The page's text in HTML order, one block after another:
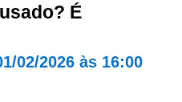
É
02/2026 às 16:00